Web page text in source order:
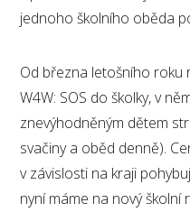
jednoho školního oběda
Od března letošního roku
W4W: SOS do školky, v
znevýhodněným dětem
svačiny a oběd denně).
v závislosti na kraji
nyní máme na nový